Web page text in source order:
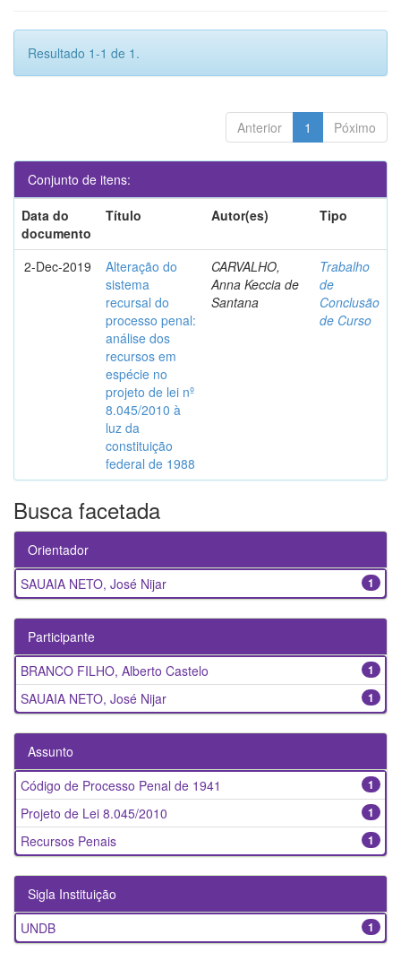
Resultado 1-1 de 1.
Anterior 1 Póximo
Conjunto de itens:
Data do
documento
Título Autor(es) Tipo
2-Dec-2019
Alteração do
sistema
recursal do
processo penal:
análise dos
recursos em
espécie no
projeto de lei nº
8.045/2010 à
luz da
constituição
federal de 1988
CARVALHO,
Anna Keccia de
Santana
Trabalho
de
Conclusão
de Curso
Busca facetada
Orientador
1
SAUAIA NETO, José Nijar
Participante
1
BRANCO FILHO, Alberto Castelo
1
SAUAIA NETO, José Nijar
Assunto
1
Código de Processo Penal de 1941
1
Projeto de Lei 8.045/2010
1
Recursos Penais
Sigla Instituição
1
UNDB